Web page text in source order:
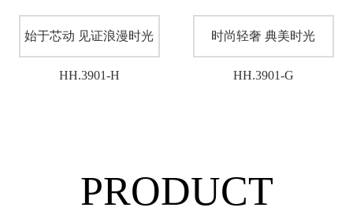
始于芯动 见证浪漫时光
HH.3901-H
时尚轻奢 典美时光
HH.3901-G
PRODUCT